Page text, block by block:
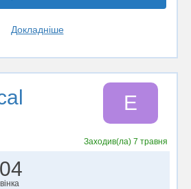
Докладніше
E
Заходив(ла) 7 травня